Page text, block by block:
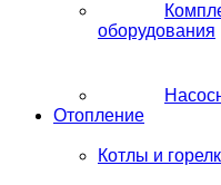
оборудования
Отопление
Котлы и